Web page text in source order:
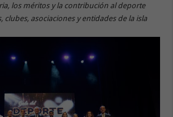
los méritos y la contribución al deporte
asociaciones y entidades de la isla